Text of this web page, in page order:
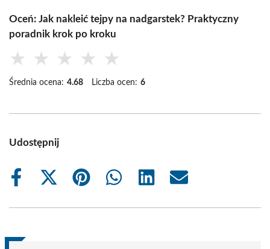
Oceń: Jak nakleić tejpy na nadgarstek? Praktyczny
poradnik krok po kroku
★ ★ ★ ★ ★
Średnia ocena: 4.68 Liczba ocen: 6
Udostępnij
Share
Share
(Twitter)
Share
Share
Share
Share